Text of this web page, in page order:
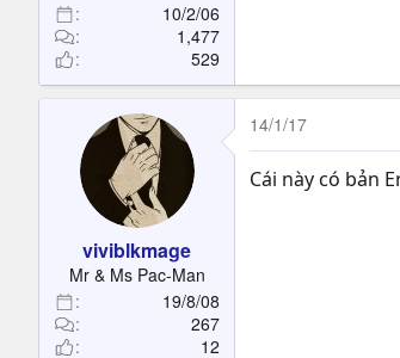
10/2/06
1,477
529
viviblkmage
Mr & Ms Pac-Man
19/8/08
267
12
14/1/17
Cái này có bản